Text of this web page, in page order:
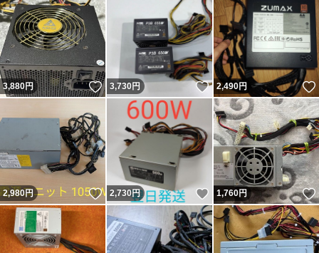
3,880円 いいね！
3,730円 いいね！
2,490円
2,980円 いいね！
2,730円 いいね！
1,760円